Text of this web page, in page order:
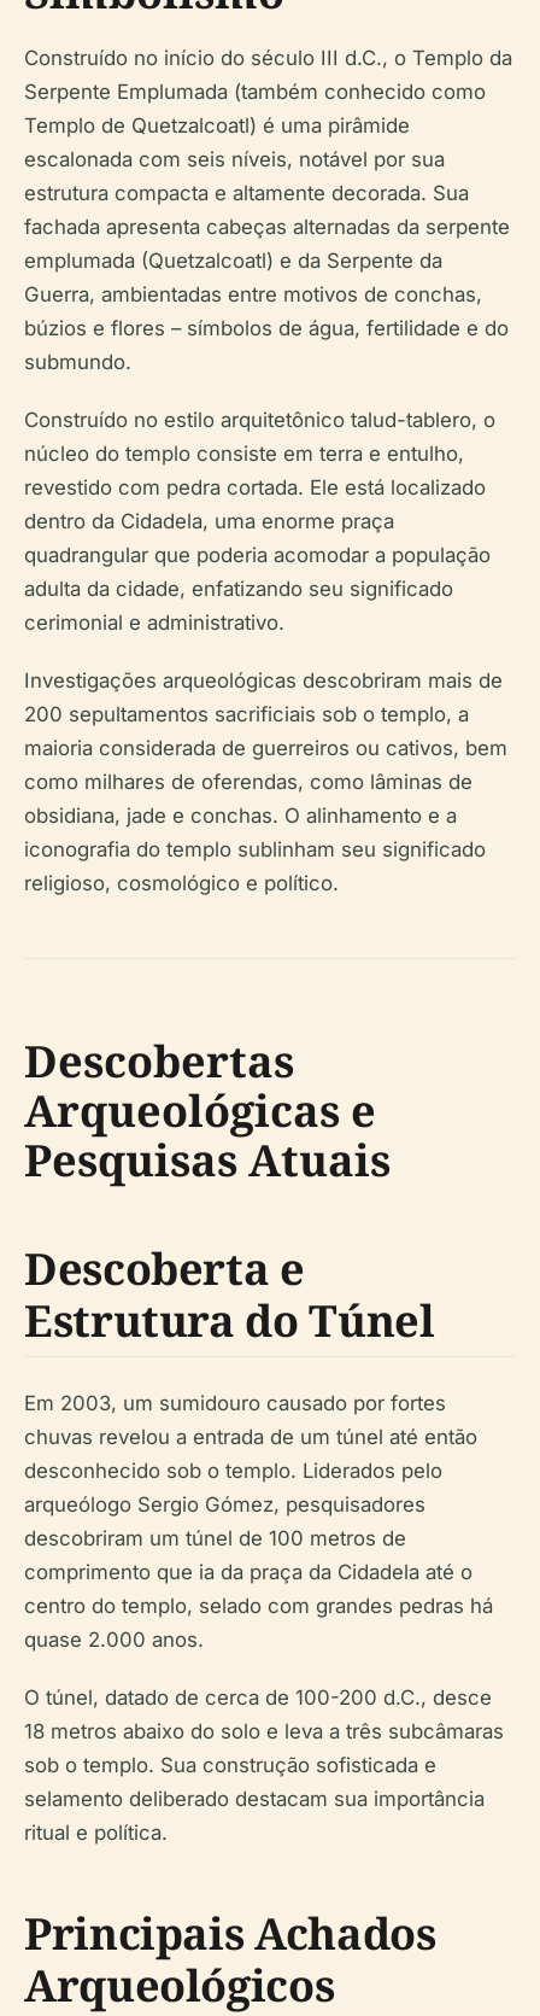
Construído no início do século III d.C., o Templo da
Serpente Emplumada (também conhecido como
Templo de Quetzalcoatl) é uma pirâmide
escalonada com seis níveis, notável por sua
estrutura compacta e altamente decorada. Sua
fachada apresenta cabeças alternadas da serpente
emplumada (Quetzalcoatl) e da Serpente da
Guerra, ambientadas entre motivos de conchas,
búzios e flores – símbolos de água, fertilidade e do
submundo.
Construído no estilo arquitetônico talud-tablero, o
núcleo do templo consiste em terra e entulho,
revestido com pedra cortada. Ele está localizado
dentro da Cidadela, uma enorme praça
quadrangular que poderia acomodar a população
adulta da cidade, enfatizando seu significado
cerimonial e administrativo.
Investigações arqueológicas descobriram mais de
200 sepultamentos sacrificiais sob o templo, a
maioria considerada de guerreiros ou cativos, bem
como milhares de oferendas, como lâminas de
obsidiana, jade e conchas. O alinhamento e a
iconografia do templo sublinham seu significado
religioso, cosmológico e político.
Descobertas
Arqueológicas e
Pesquisas Atuais
Descoberta e
Estrutura do Túnel
Em 2003, um sumidouro causado por fortes
chuvas revelou a entrada de um túnel até então
desconhecido sob o templo. Liderados pelo
arqueólogo Sergio Gómez, pesquisadores
descobriram um túnel de 100 metros de
comprimento que ia da praça da Cidadela até o
centro do templo, selado com grandes pedras há
quase 2.000 anos.
O túnel, datado de cerca de 100-200 d.C., desce
18 metros abaixo do solo e leva a três subcâmaras
sob o templo. Sua construção sofisticada e
selamento deliberado destacam sua importância
ritual e política.
Principais Achados
Arqueológicos